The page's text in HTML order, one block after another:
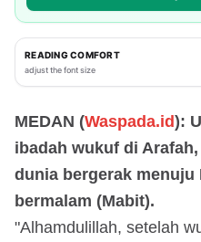
READING COMFORT
adjust the font size
MEDAN (Waspada.id):
ibadah wukuf di
dunia bergerak menuju
bermalam (Mabit).
"Alhamdulillah, setelah